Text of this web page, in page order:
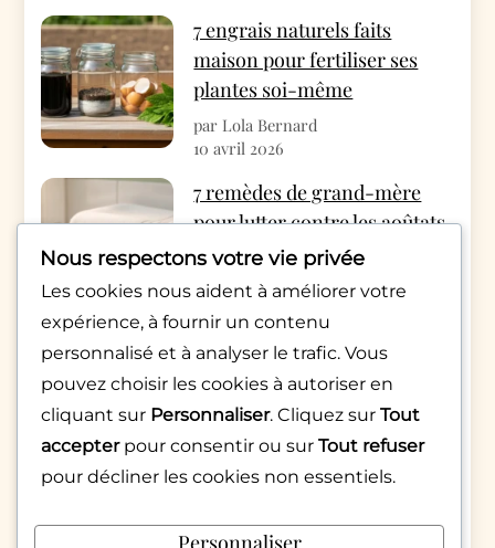
7 engrais naturels faits
maison pour fertiliser ses
plantes soi-même
par Lola Bernard
10 avril 2026
7 remèdes de grand-mère
pour lutter contre les aoûtats
cet automne
par Rédac Monde Pratique
4 avril 2026
Appels qui raccrochent
aussitôt : décryptage d’une
pratique numérique
inquiétante
par Sarah Martinez
Nous respectons votre vie privée
Les cookies nous aident à améliorer votre
expérience, à fournir un contenu
personnalisé et à analyser le trafic. Vous
pouvez choisir les cookies à autoriser en
cliquant sur Personnaliser. Cliquez sur Tout
accepterpour consentir ou sur Tout refuser
pour décliner les cookies non essentiels.
Personnaliser